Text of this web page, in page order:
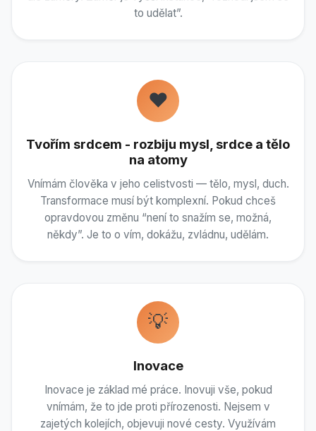
to udělat”.
❤️
Tvořím srdcem - rozbiju mysl, srdce a tělo
na atomy
Vnímám člověka v jeho celistvosti — tělo, mysl, duch.
Transformace musí být komplexní. Pokud chceš
opravdovou změnu “není to snažím se, možná,
někdy”. Je to o vím, dokážu, zvládnu, udělám.
💡
Inovace
Inovace je základ mé práce. Inovuji vše, pokud
vnímám, že to jde proti přírozenosti. Nejsem v
zajetých kolejích, objevuji nové cesty. Využívám